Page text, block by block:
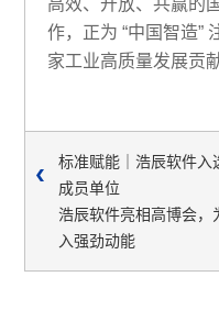
高效、开放、共赢的
作，正为 “中国智造”
家工业高质量发展贡
标准赋能｜浩辰软件入
成员单位
浩辰软件亮相高博会，
入强劲动能